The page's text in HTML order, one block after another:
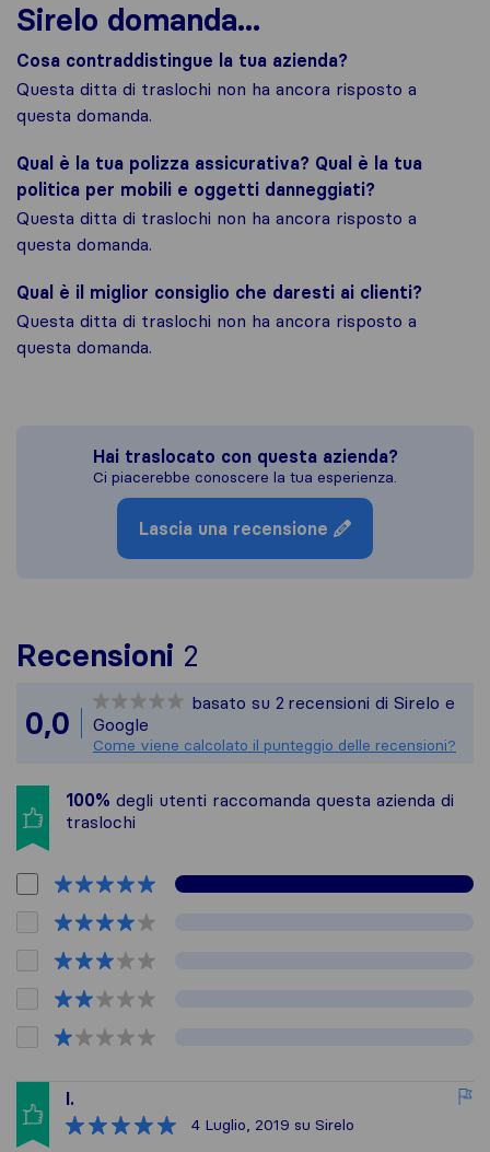
Sirelo domanda...
Cosa contraddistingue la tua azienda?
Questa ditta di traslochi non ha ancora risposto a
questa domanda.
Qual è la tua polizza assicurativa? Qual è la tua
politica per mobili e oggetti danneggiati?
Questa ditta di traslochi non ha ancora risposto a
questa domanda.
Qual è il miglior consiglio che daresti ai clienti?
Questa ditta di traslochi non ha ancora risposto a
questa domanda.
Hai traslocato con questa azienda?
Ci piacerebbe conoscere la tua esperienza.
Lascia una recensione
Recensioni 2
Tutte le recensioni
0,0
basato su 2 recensioni di Sirelo e
Google
Come viene calcolato il punteggio delle recensioni?
100% degli utenti raccomanda questa azienda di
traslochi
I.
4 Luglio, 2019 su Sirelo